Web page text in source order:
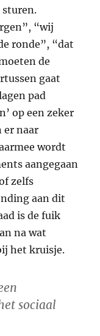
“wij
ronde”, “dat
de
gaat
pad
op een zeker
er naar
wordt
aangegaan
zelfs
aan dit
is de fuik
na wat
het kruisje.
sociaal